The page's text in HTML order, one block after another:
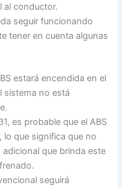
al conductor.
seguir funcionando
tener en cuenta algunas
estará encendida en el
sistema no está
es probable que el ABS
que significa que no
que brinda este
seguirá